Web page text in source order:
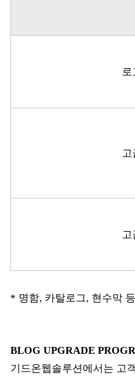
로
고
고
* 명함, 카탈로그, 현수막
BLOG UPGRADE
기드온웹솔루션에서는 고